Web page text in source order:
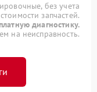
без учета
стоимости запчастей.
диагностику.
на неисправность.